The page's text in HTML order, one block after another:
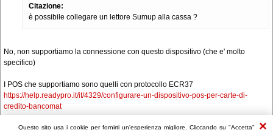
Questo sito usa i cookie per fornirti un'esperienza migliore. Cliccando su "Accetta"
Citazione:
è possibile collegare un lettore Sumup alla cassa ?
No, non supportiamo la connessione con questo dispositivo (che e' molto
specifico)
I POS che supportiamo sono quelli con protocollo ECR37
https://help.readypro.it/it/4329/configurare-un-dispositivo-pos-per-carte-di-
credito-bancomat